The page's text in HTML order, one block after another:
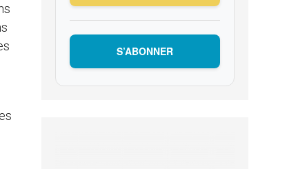
S’ABONNER